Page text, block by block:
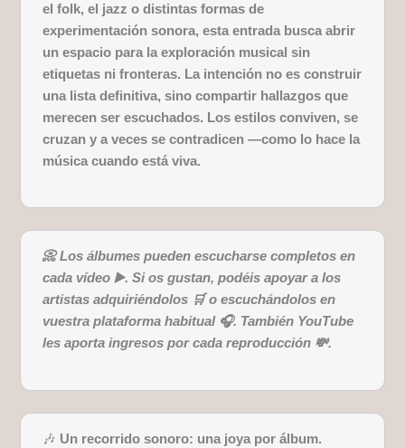
el folk, el jazz o distintas formas de
experimentación sonora, esta entrada busca abrir
un espacio para la exploración musical sin
etiquetas ni fronteras. La intención no es construir
una lista definitiva, sino compartir hallazgos que
merecen ser escuchados. Los estilos conviven, se
cruzan y a veces se contradicen —como lo hace la
música cuando está viva.
📀 Los álbumes pueden escucharse completos en
cada vídeo ▶️. Si os gustan, podéis apoyar a los
artistas adquiriéndolos 🛒 o escuchándolos en
vuestra plataforma habitual 🎧. También YouTube
les aporta ingresos por cada reproducción 💸.
🎶 Un recorrido sonoro: una joya por álbum.